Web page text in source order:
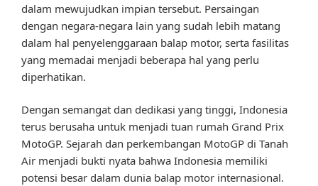
dalam mewujudkan impian tersebut. Persaingan
dengan negara-negara lain yang sudah lebih matang
dalam hal penyelenggaraan balap motor, serta fasilitas
yang memadai menjadi beberapa hal yang perlu
diperhatikan.
Dengan semangat dan dedikasi yang tinggi, Indonesia
terus berusaha untuk menjadi tuan rumah Grand Prix
MotoGP. Sejarah dan perkembangan MotoGP di Tanah
Air menjadi bukti nyata bahwa Indonesia memiliki
potensi besar dalam dunia balap motor internasional.